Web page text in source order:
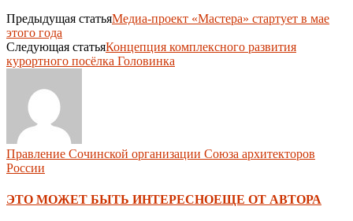
Предыдущая статьяМедиа-проект «Мастера» стартует в мае
этого года
Следующая статьяКонцепция комплексного развития
курортного посёлка Головинка
Правление Сочинской организации Союза архитекторов
России
ЭТО МОЖЕТ БЫТЬ ИНТЕРЕСНОЕЩЕ ОТ АВТОРА